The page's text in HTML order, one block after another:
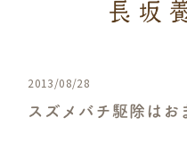
2013/08/28
スズメバチ駆除はお